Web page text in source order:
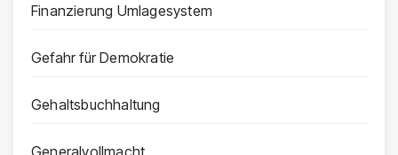
Finanzierung Umlagesystem
Gefahr für Demokratie
Gehaltsbuchhaltung
Generalvollmacht